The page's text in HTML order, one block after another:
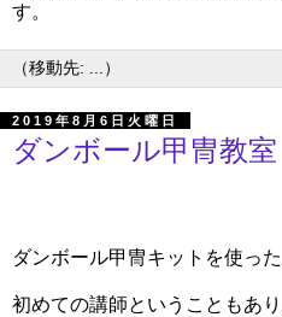
す。
2019年8月6日火曜日
ダンボール甲冑教
ダンボール甲冑キットを使っ
初めての講師ということもあり